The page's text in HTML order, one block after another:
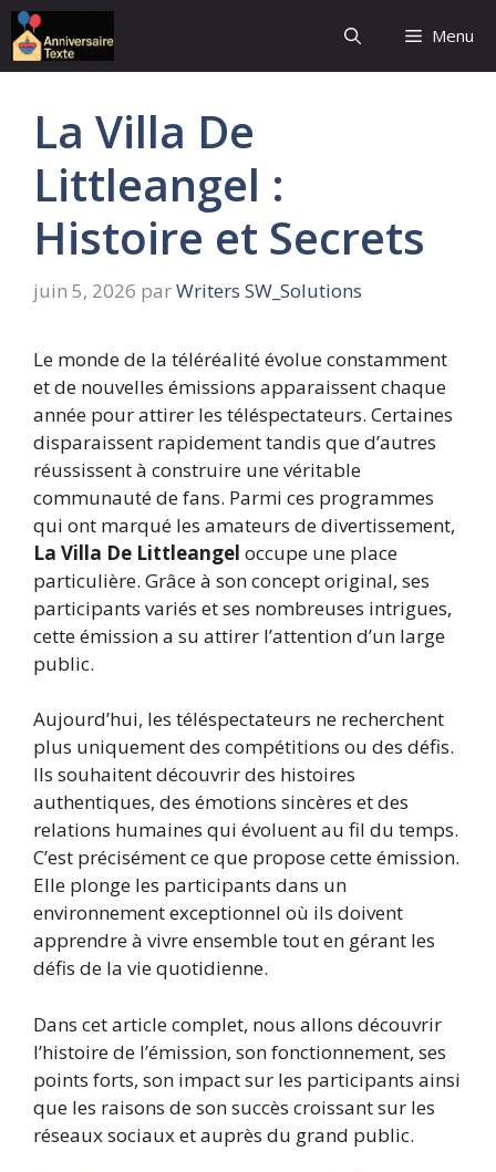
Aller
au
contenu
Menu
La Villa De
Littleangel :
Histoire et Secrets
juin 5, 2026 parWriters SW_Solutions
Le monde de la téléréalité évolue constamment
et de nouvelles émissions apparaissent chaque
année pour attirer les téléspectateurs. Certaines
disparaissent rapidement tandis que d’autres
réussissent à construire une véritable
communauté de fans. Parmi ces programmes
qui ont marqué les amateurs de divertissement,
La Villa De Littleangel occupe une place
particulière. Grâce à son concept original, ses
participants variés et ses nombreuses intrigues,
cette émission a su attirer l’attention d’un large
public.
Aujourd’hui, les téléspectateurs ne recherchent
plus uniquement des compétitions ou des défis.
Ils souhaitent découvrir des histoires
authentiques, des émotions sincères et des
relations humaines qui évoluent au fil du temps.
C’est précisément ce que propose cette émission.
Elle plonge les participants dans un
environnement exceptionnel où ils doivent
apprendre à vivre ensemble tout en gérant les
défis de la vie quotidienne.
Dans cet article complet, nous allons découvrir
l’histoire de l’émission, son fonctionnement, ses
points forts, son impact sur les participants ainsi
que les raisons de son succès croissant sur les
réseaux sociaux et auprès du grand public.